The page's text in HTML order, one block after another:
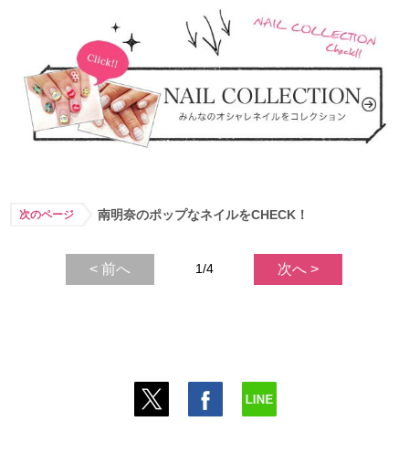
次のページ 南明奈のポップなネイルをCHECK！
< 前へ 1/4 次へ >